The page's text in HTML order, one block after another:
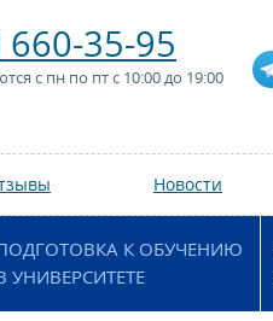
35-95
с пн по пт с 10:00 до 19:00
Новости
К ОБУЧЕНИЮ
УНИВЕРСИТЕТЕ